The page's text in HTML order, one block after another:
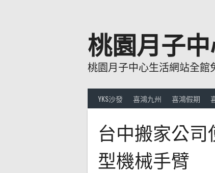
桃園月子
桃園月子中心生活網站全館
YKS沙發 喜鴻九州 喜鴻假期
台中搬家公
型機械手臂